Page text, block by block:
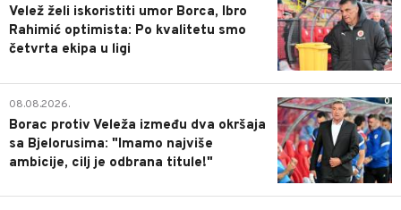
Velež želi iskoristiti umor Borca, Ibro
Rahimić optimista: Po kvalitetu smo
četvrta ekipa u ligi
0
08.08.2026.
Borac protiv Veleža između dva okršaja
sa Bjelorusima: "Imamo najviše
ambicije, cilj je odbrana titule!"